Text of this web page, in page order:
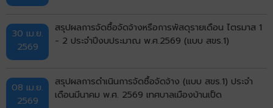
30 เม.ย.
2569
สรุปผลการจัดซื้อจัดจ้างหรือการพัสดุรายเดือน ไตรมาส 1
- 2 ประจำปีงบประมาณ พ.ศ.2569 (แบบ สขร.1)
08 เม.ย.
2569
สรุปผลการดำเนินการจัดซื้อจัดจ้าง (แบบ สขร.1) ประจำ
เดือนมีนาคม พ.ศ. 2569 เทศบาลเมืองบ้านเป็ด